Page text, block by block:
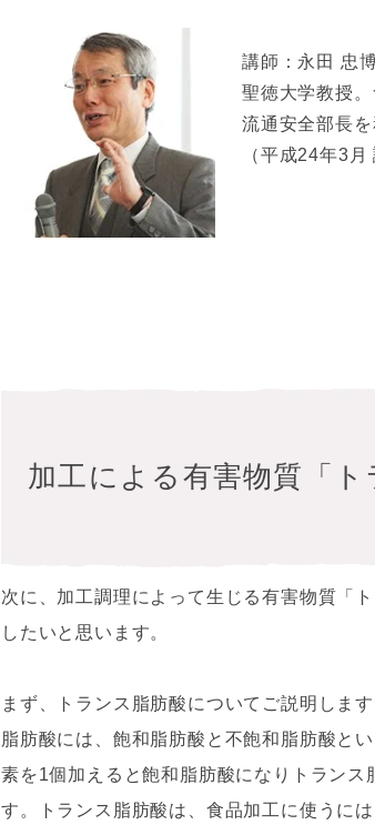
講師：永田 忠
聖徳大学教授
流通安全部長を
（平成24年3月
加工による有害物質「ト
次に、加工調理によって生じる有害物質「
したいと思います。
まず、トランス脂肪酸についてご説明します
脂肪酸には、飽和脂肪酸と不飽和脂肪酸と
素を1個加えると飽和脂肪酸になりトラン
す。トランス脂肪酸は、食品加工に使うに